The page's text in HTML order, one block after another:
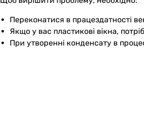
Переконатися в працездатності
Якщо у вас пластикові вікна,
При утворенні конденсату в